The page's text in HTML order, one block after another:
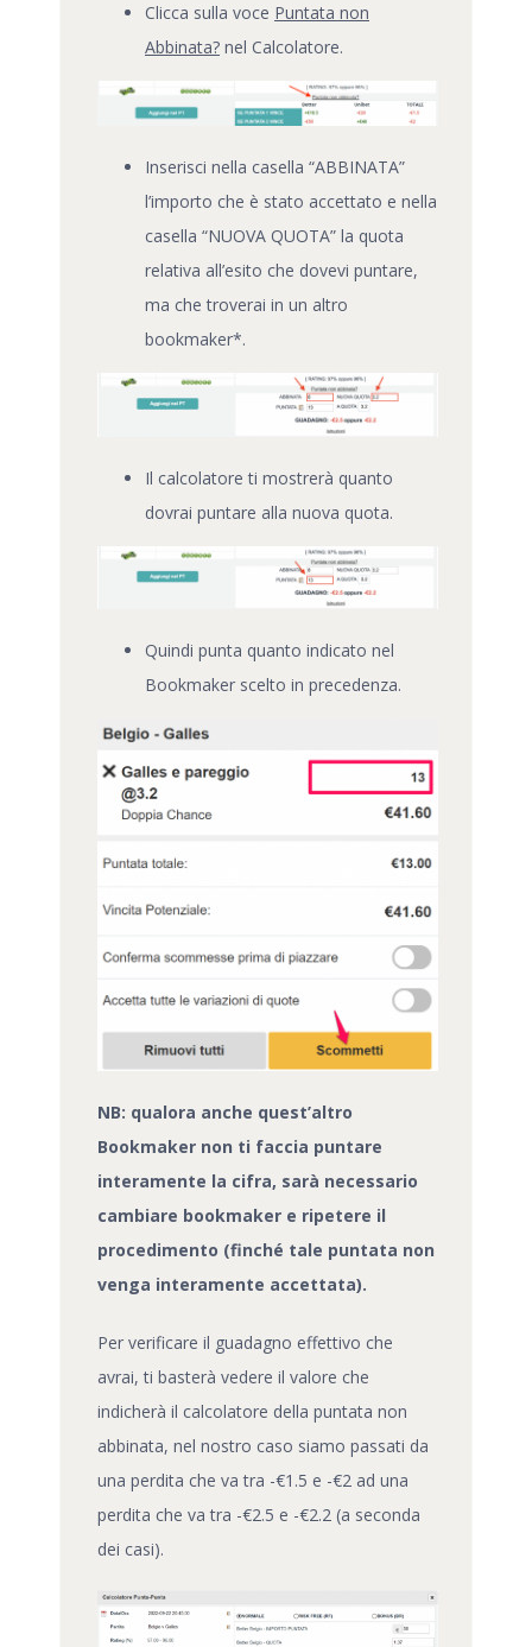
Clicca sulla voce Puntata non
Abbinata? nel Calcolatore.
Inserisci nella casella “ABBINATA”
l’importo che è stato accettato e nella
casella “NUOVA QUOTA” la quota
relativa all’esito che dovevi puntare,
ma che troverai in un altro
bookmaker*.
Il calcolatore ti mostrerà quanto
dovrai puntare alla nuova quota.
Quindi punta quanto indicato nel
Bookmaker scelto in precedenza.
NB: qualora anche quest’altro
Bookmaker non ti faccia puntare
interamente la cifra, sarà necessario
cambiare bookmaker e ripetere il
procedimento (finché tale puntata non
venga interamente accettata).
Per verificare il guadagno effettivo che
avrai, ti basterà vedere il valore che
indicherà il calcolatore della puntata non
abbinata, nel nostro caso siamo passati da
una perdita che va tra -€1.5 e -€2 ad una
perdita che va tra -€2.5 e -€2.2 (a seconda
dei casi).